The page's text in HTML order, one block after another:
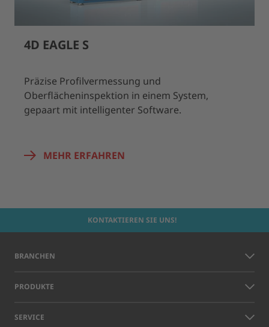
4D EAGLE S
Präzise Profilvermessung und
Oberflächeninspektion in einem System,
gepaart mit intelligenter Software.
MEHR ERFAHREN
KONTAKTIEREN SIE UNS!
BRANCHEN
PRODUKTE
SERVICE